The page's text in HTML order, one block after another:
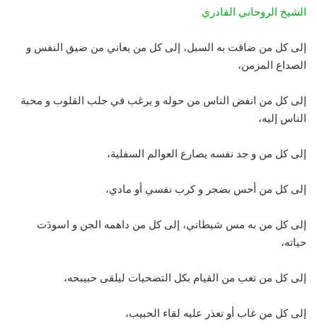
الشيخ الروحاني القادري
إلى كل من ضاقت به السبل، إلى كل من يعاني من ضيق النفس و
الصداع المزمن،
إلى كل من انفض الناس من حوله و يرغب في جلب القلوب و محبة
الناس إليه،
إلى كل من و جد نفسه يصارع العوالم السفلية،
إلى كل من أحس بضجر و كرب نفسي أو مادي،
إلى كل من به مس شيطاني، إلى كل من داهمه الجن و اسودَت
حياته،
إلى كل من تعب من القيام بكل التضحيات ليلقى حبيبحه،
إلى كل من غاب أو تعذر عليه لقاء الحبيب،